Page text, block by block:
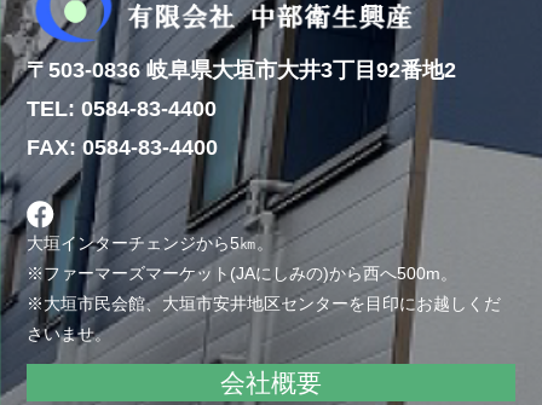
〒503-0836 岐阜県大垣市大井3丁目92番地2
TEL: 0584-83-4400
FAX: 0584-83-4400
大垣インターチェンジから5㎞。
※ファーマーズマーケット(JAにしみの)から西へ500m。
※大垣市民会館、大垣市安井地区センターを目印にお越しくだ
さいませ。
会社概要